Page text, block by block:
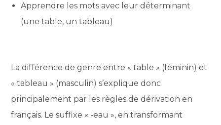
Apprendre les mots avec leur déterminant
(une table, un tableau)
La différence de genre entre « table » (féminin) et
« tableau » (masculin) s’explique donc
principalement par les règles de dérivation en
français. Le suffixe « -eau », en transformant